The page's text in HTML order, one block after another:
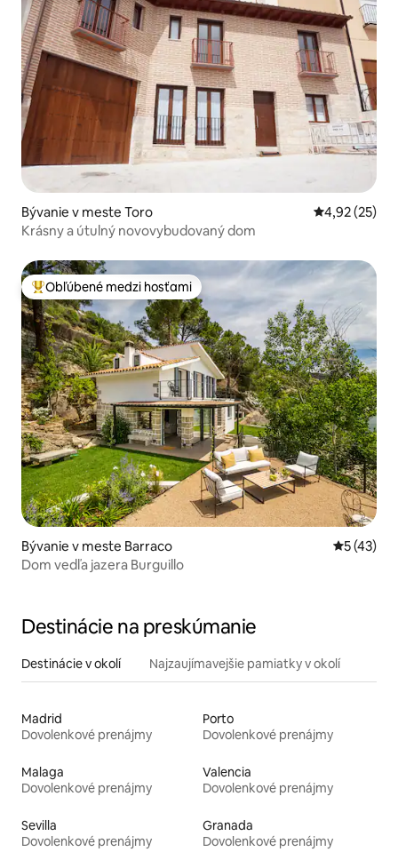
Bývanie v meste Toro Priemerné
4,92 (25)
Krásny a útulný novovybudovaný dom
Najobľúbenejšie medzi hosťami
Obľúbené medzi hosťami
Bývanie v meste Barraco
5 (43)
Dom vedľa jazera Burguillo
Destinácie na preskúmanie
Destinácie v okolí Najzaujímavejšie pamiatky v okolí
Madrid
Dovolenkové prenájmy
Porto
Dovolenkové prenájmy
Malaga
Dovolenkové prenájmy
Valencia
Dovolenkové prenájmy
Sevilla
Dovolenkové prenájmy
Granada
Dovolenkové prenájmy